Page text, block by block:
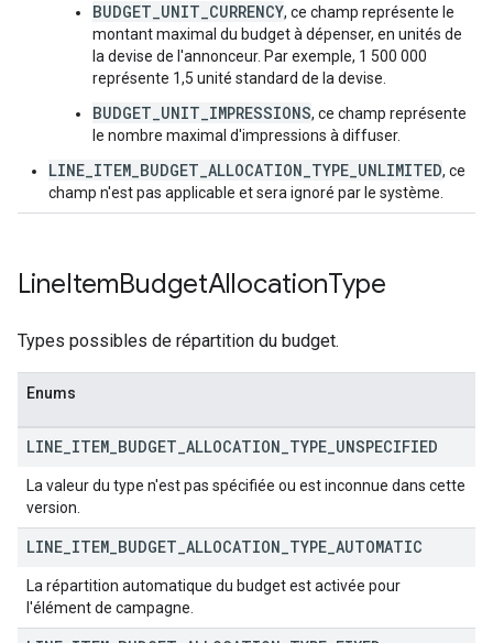
BUDGET_UNIT_CURRENCY, ce champ représente le
montant maximal du budget à dépenser, en unités de
la devise de l'annonceur. Par exemple, 1 500 000
représente 1,5 unité standard de la devise.
BUDGET_UNIT_IMPRESSIONS, ce champ représente
le nombre maximal d'impressions à diffuser.
LINE_ITEM_BUDGET_ALLOCATION_TYPE_UNLIMITED, ce
champ n'est pas applicable et sera ignoré par le système.
LineItemBudgetAllocationType
Types possibles de répartition du budget.
Enums
LINE ITEM BUDGET ALLOCATION TYPE UNSPECIFIED
La valeur du type n'est pas spécifiée ou est inconnue dans cette
version.
LINE ITEM BUDGET ALLOCATION TYPE AUTOMATIC
La répartition automatique du budget est activée pour
l'élément de campagne.